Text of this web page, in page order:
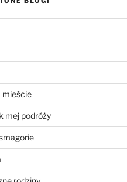
mieście
mej podróży